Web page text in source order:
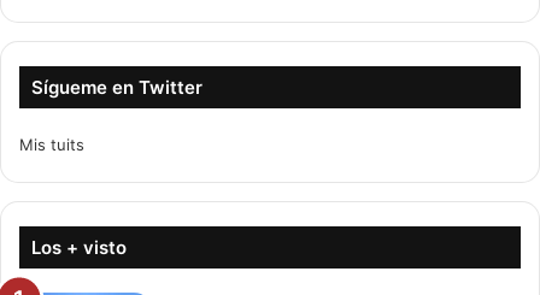
Sígueme en Twitter
Mis tuits
Los + visto